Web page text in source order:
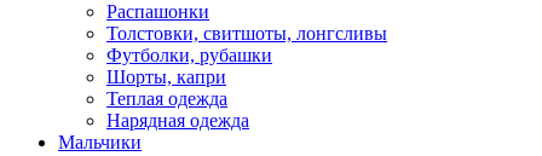
Распашонки
Толстовки, свитшоты, лонгсливы
Футболки, рубашки
Шорты, капри
Теплая одежда
Нарядная одежда
Мальчики